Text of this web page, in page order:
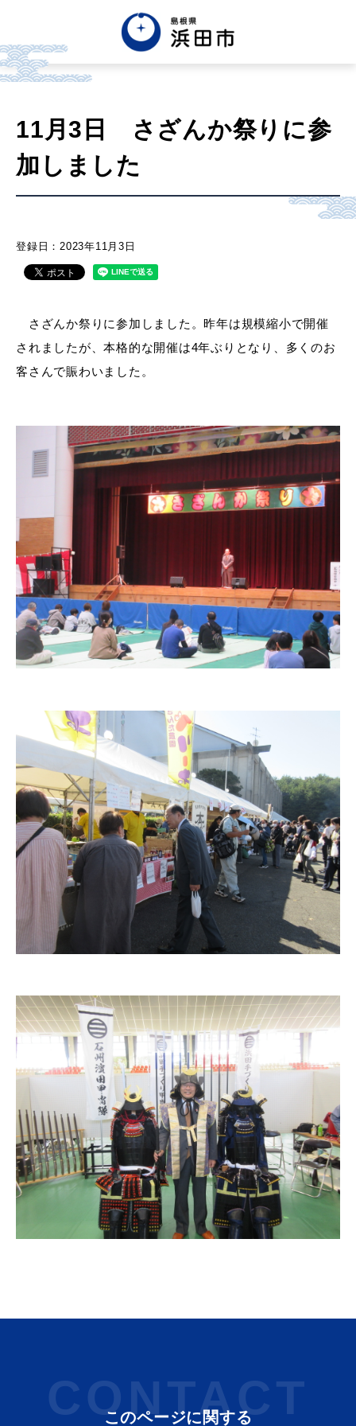
한글 Tiếng việt Tagalog
市政情報
くらし・手続き・
産業・ビジネス
教育・文化・スポーツ
移住・定住（はまだぐらし）
観光・飲食
場面から探す
教育 出会い・結婚
引っ越し・住まい 就職・退職
目的から探す
届出・証明 税金
ごみ・リサイクル 支援・助成制度
防災・消防
公共交通・
11月3日 さざんか祭りに参
加しました
登録日：2023年11月3日
さざんか祭りに参加しました。昨年は規模縮小で開催
されましたが、本格的な開催は4年ぶりとなり、多くのお
客さんで賑わいました。
CONTACT
このページに関する